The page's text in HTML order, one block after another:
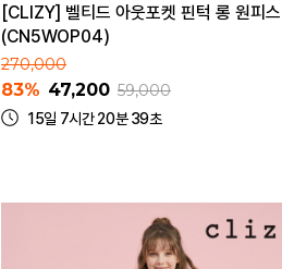
[CLIZY] 벨티드 아웃포켓 핀턱 롱 원피스
(CN5WOP04)
270,000
83% 47,200 59,000
15일 7시간 20분 39초